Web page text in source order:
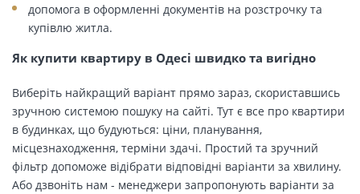
допомога в оформленні документів на розстрочку та
купівлю житла.
Як купити квартиру в Одесі швидко та вигідно
Виберіть найкращий варіант прямо зараз, скориставшись
зручною системою пошуку на сайті. Тут є все про квартири
в будинках, що будуються: ціни, планування,
місцезнаходження, терміни здачі. Простий та зручний
фільтр допоможе відібрати відповідні варіанти за хвилину.
Або дзвоніть нам - менеджери запропонують варіанти за